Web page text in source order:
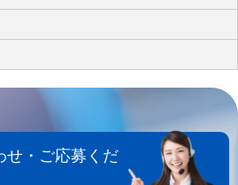
せ・ご応募くだ